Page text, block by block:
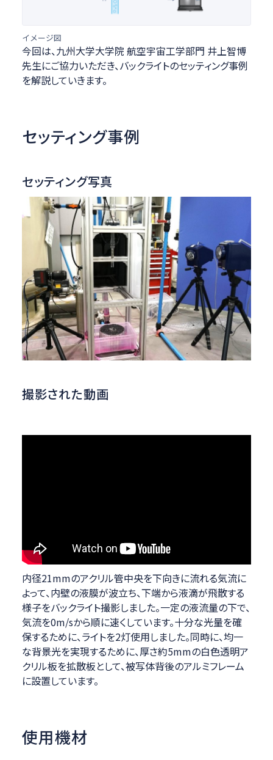
イメージ図
今回は、九州大学大学院 航空宇宙工学部門 井上智博
先生にご協力いただき、バックライトのセッティング事例
を解説していきます。
セッティング事例
セッティング写真
撮影された動画
内径21mmのアクリル管中央を下向きに流れる気流に
よって、内壁の液膜が波立ち、下端から液滴が飛散する
様子をバックライト撮影しました。一定の液流量の下で、
気流を0m/sから順に速くしています。十分な光量を確
保するために、ライトを2灯使用しました。同時に、均一
な背景光を実現するために、厚さ約5mmの白色透明ア
クリル板を拡散板として、被写体背後のアルミフレーム
に設置しています。
使用機材